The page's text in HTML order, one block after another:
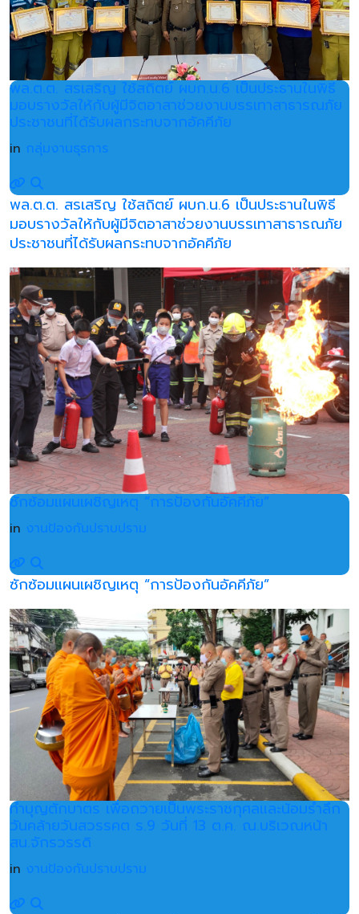
พล.ต.ต. สรเสริญ ใช้สถิตย์ ผบก.น.6 เป็นประธานในพิธี
มอบรางวัลให้กับผู้มีจิตอาสาช่วยงานบรรเทาสาธารณภัย
ประชาชนที่ได้รับผลกระทบจากอัคคีภัย
in กลุ่มงานธุรการ
พล.ต.ต. สรเสริญ ใช้สถิตย์ ผบก.น.6 เป็นประธานในพิธี
มอบรางวัลให้กับผู้มีจิตอาสาช่วยงานบรรเทาสาธารณภัย
ประชาชนที่ได้รับผลกระทบจากอัคคีภัย
ซักซ้อมแผนเผชิญเหตุ “การป้องกันอัคคีภัย”
in งานป้องกันปราบปราม
ซักซ้อมแผนเผชิญเหตุ “การป้องกันอัคคีภัย”
ทำบุญตักบาตร เพื่อถวายเป็นพระราชกุศลและน้อมรำลึก
วันคล้ายวันสวรรคต ร.9 วันที่ 13 ต.ค. ณ.บริเวณหน้า
สน.จักรวรรดิ
in งานป้องกันปราบปราม